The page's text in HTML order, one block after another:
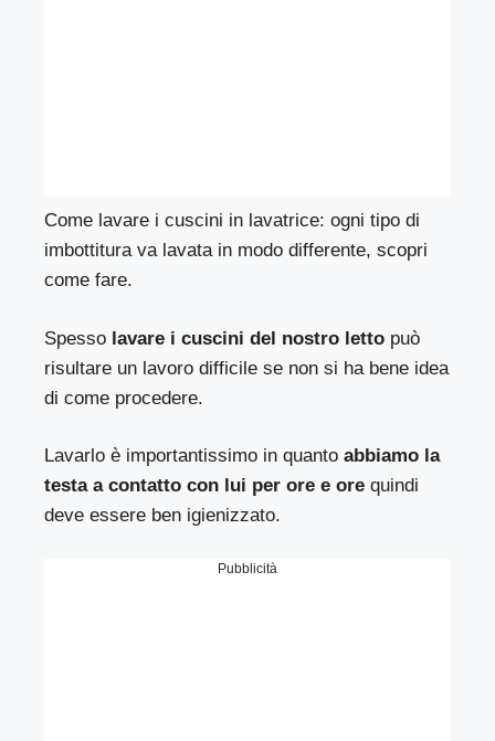
Come lavare i cuscini in lavatrice: ogni tipo di
imbottitura va lavata in modo differente, scopri
come fare.
Spesso lavare i cuscini del nostro letto può
risultare un lavoro difficile se non si ha bene idea
di come procedere.
Lavarlo è importantissimo in quanto abbiamo la
testa a contatto con lui per ore e ore quindi
deve essere ben igienizzato.
Pubblicità